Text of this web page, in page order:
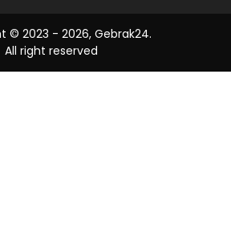
© 2023 - 2026, Gebrak24.
All right reserved